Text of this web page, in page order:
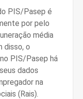
PIS/Pasep é
por pelo
média
disso, o
PIS/Pasep há
dados
na
(Rais).